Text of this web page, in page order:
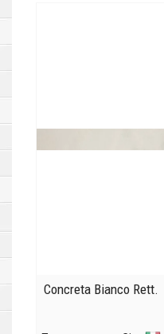
Concreta Bianco Rett.